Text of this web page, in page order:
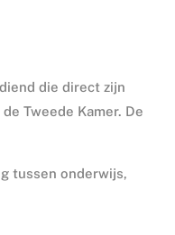
die direct zijn
Tweede Kamer. De
tussen onderwijs,